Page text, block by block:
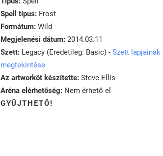
Spell típus: Frost
Formátum: Wild
Megjelenési dátum: 2014.03.11
Szett: Legacy (Eredetileg: Basic) - Szett lapjainak
megtekintése
Az artworköt készítette: Steve Ellis
Aréna elérhetőség: Nem érhető el
GYŰJTHETŐ!